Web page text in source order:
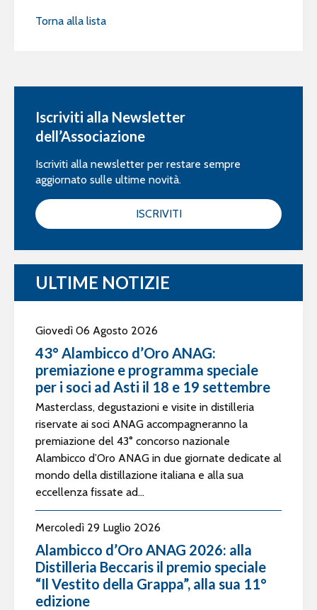
Torna alla lista
Iscriviti alla Newsletter
dell’Associazione
Iscriviti alla newsletter per restare sempre
aggiornato sulle ultime novità.
ISCRIVITI
ULTIME NOTIZIE
Giovedì 06 Agosto 2026
43° Alambicco d’Oro ANAG:
premiazione e programma speciale
per i soci ad Asti il 18 e 19 settembre
Masterclass, degustazioni e visite in distilleria
riservate ai soci ANAG accompagneranno la
premiazione del 43° concorso nazionale
Alambicco d’Oro ANAG in due giornate dedicate al
mondo della distillazione italiana e alla sua
eccellenza fissate ad...
Mercoledì 29 Luglio 2026
Alambicco d’Oro ANAG 2026: alla
Distilleria Beccaris il premio speciale
“Il Vestito della Grappa”, alla sua 11°
edizione